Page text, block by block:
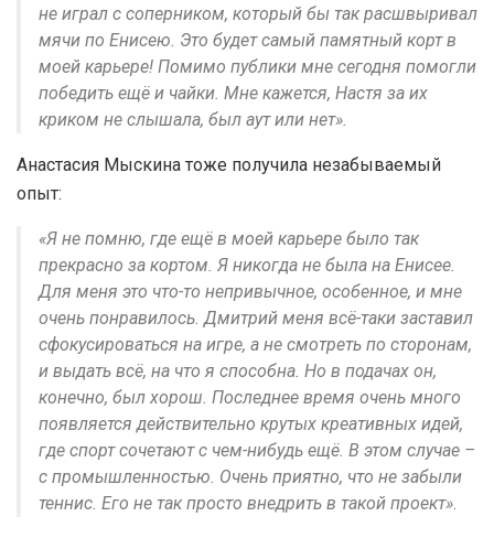
не играл с соперником, который бы так расшвыривал
мячи по Енисею. Это будет самый памятный корт в
моей карьере! Помимо публики мне сегодня помогли
победить ещё и чайки. Мне кажется, Настя за их
криком не слышала, был аут или нет».
Анастасия Мыскина тоже получила незабываемый
опыт:
«Я не помню, где ещё в моей карьере было так
прекрасно за кортом. Я никогда не была на Енисее.
Для меня это что-то непривычное, особенное, и мне
очень понравилось. Дмитрий меня всё-таки заставил
сфокусироваться на игре, а не смотреть по сторонам,
и выдать всё, на что я способна. Но в подачах он,
конечно, был хорош. Последнее время очень много
появляется действительно крутых креативных идей,
где спорт сочетают с чем-нибудь ещё. В этом случае –
с промышленностью. Очень приятно, что не забыли
теннис. Его не так просто внедрить в такой проект».